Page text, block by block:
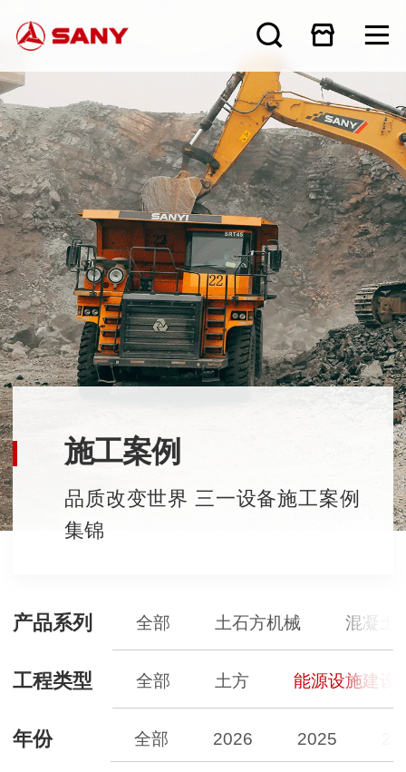
施工案例
品质改变世界 三一设备施工案例
集锦
产品系列 全部 土石方机械 混凝土
工程类型 全部 土方 能源设施建设
年份 全部 2026 2025